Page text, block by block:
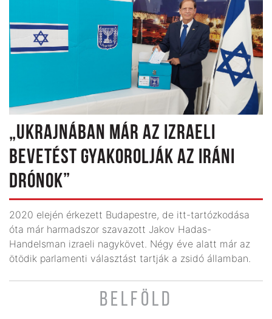
„UKRAJNÁBAN MÁR AZ IZRAELI
BEVETÉST GYAKOROLJÁK AZ IRÁNI
DRÓNOK”
2020 elején érkezett Budapestre, de itt-tartózkodása
óta már harmadszor szavazott Jakov Hadas-
Handelsman izraeli nagykövet. Négy éve alatt már az
ötödik parlamenti választást tartják a zsidó államban.
BELFÖLD